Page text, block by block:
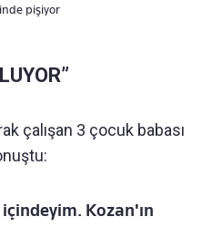
pişiyor
çalışan 3 çocuk babası
Kozan'ın